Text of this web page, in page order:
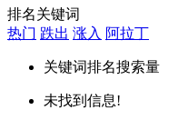
排名关键词
热门 跌出 涨入 阿拉丁
关键词排名搜索量
未找到信息!